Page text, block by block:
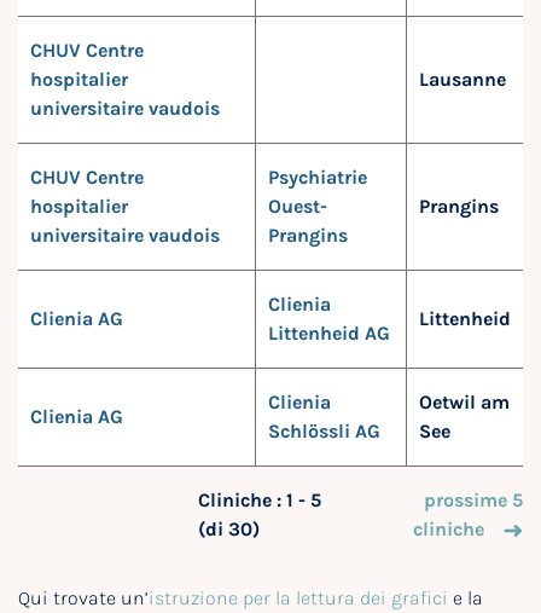
CHUV Centre
hospitalier
universitaire vaudois
Lausanne
CHUV Centre
hospitalier
universitaire vaudois
Psychiatrie
Ouest-
Prangins
Prangins
Clienia AG
Clienia
Littenheid AG
Littenheid
Clienia AG
Clienia
Schlössli AG
Oetwil am
See
Cliniche : 1 - 5
(di 30)
prossime 5
cliniche
Qui trovate un’istruzione per la lettura dei grafici e la